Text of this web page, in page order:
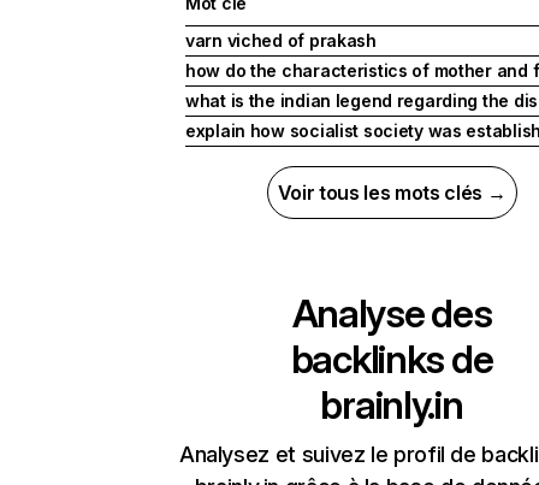
varn viched of prakash
how do the characteristics of mother and
what is the indian legend regarding the
explain how socialist society was
Voir tous les mots clés →
Analyse des
backlinks de
brainly.in
Analysez et suivez le profil de